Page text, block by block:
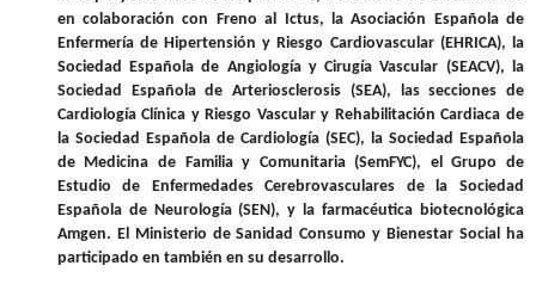
en colaboración con Freno al Ictus, la Asociación Española de
Enfermería de Hipertensión y Riesgo Cardiovascular (EHRICA), la
Sociedad Española de Angiología y Cirugía Vascular (SEACV), la
Sociedad Española de Arteriosclerosis (SEA), las secciones de
Cardiología Clínica y Riesgo Vascular y Rehabilitación Cardiaca de
la Sociedad Española de Cardiología (SEC), la Sociedad Española
de Medicina de Familia y Comunitaria (SemFYC), el Grupo de
Estudio de Enfermedades Cerebrovasculares de la Sociedad
Española de Neurología (SEN), y la farmacéutica biotecnológica
Amgen. El Ministerio de Sanidad Consumo y Bienestar Social ha
participado en también en su desarrollo.